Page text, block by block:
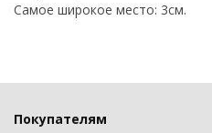
Самое широкое место: 3см.
Покупателям